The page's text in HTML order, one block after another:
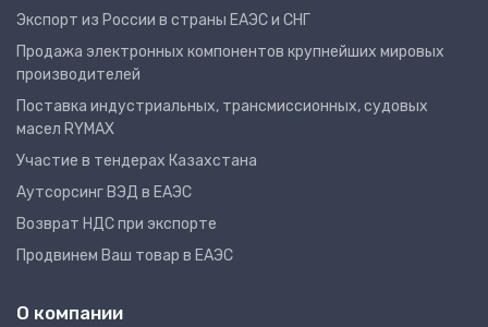
Экспорт из России в страны ЕАЭС и СНГ
Продажа электронных компонентов крупнейших мировых
производителей
Поставка индустриальных, трансмиссионных, судовых
масел RYMAX
Участие в тендерах Казахстана
Аутсорсинг ВЭД в ЕАЭС
Возврат НДС при экспорте
Продвинем Ваш товар в ЕАЭС
О компании